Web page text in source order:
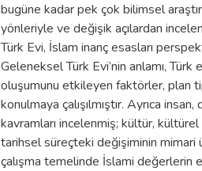
bugüne kadar pek çok bilimsel
yönleriyle ve değişik açılardan
Türk Evi, İslam inanç esasları
Geleneksel Türk Evi’nin anlamı,
oluşumunu etkileyen faktörler, plan
konulmaya çalışılmıştır. Ayrıca
kavramları incelenmiş; kültür,
tarihsel süreçteki değişiminin
çalışma temelinde İslami değerlerin